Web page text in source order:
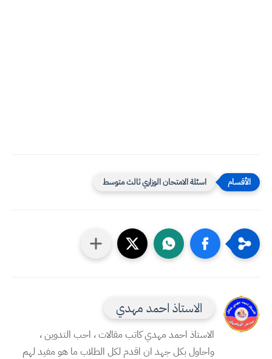
اسئلة الامتحان الوزاري ثالث متوسط
الاستاذ احمد مهدي
الاستاذ احمد مهدي كاتب مقالات ، احب التدوين ،
واحاول بكل جهد ان اقدم لكل الطلاب ما هو مفيد لهم